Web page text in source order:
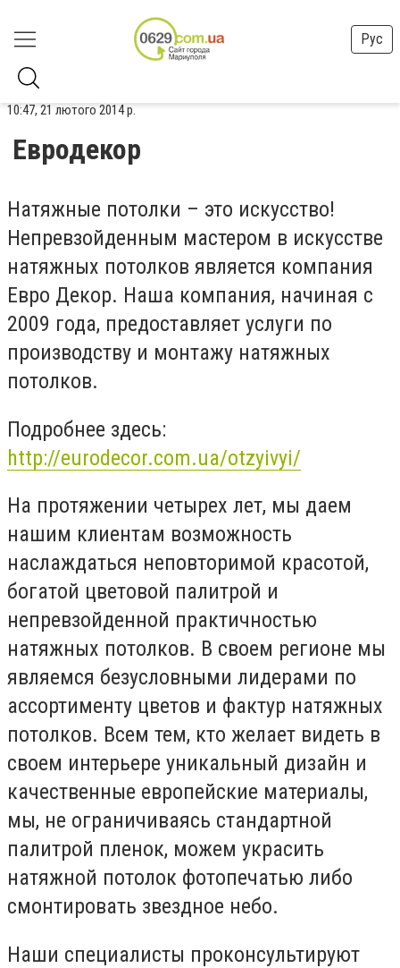
Рус
10:47, 21 лютого 2014 р.
Евродекор
Натяжные потолки – это искусство!
Непревзойденным мастером в искусстве
натяжных потолков является компания
Евро Декор. Наша компания, начиная с
2009 года, предоставляет услуги по
производству и монтажу натяжных
потолков.
Подробнее здесь:
http://eurodecor.com.ua/otzyivyi/
На протяжении четырех лет, мы даем
нашим клиентам возможность
наслаждаться неповторимой красотой,
богатой цветовой палитрой и
непревзойденной практичностью
натяжных потолков. В своем регионе мы
являемся безусловными лидерами по
ассортименту цветов и фактур натяжных
потолков. Всем тем, кто желает видеть в
своем интерьере уникальный дизайн и
качественные европейские материалы,
мы, не ограничиваясь стандартной
палитрой пленок, можем украсить
натяжной потолок фотопечатью либо
смонтировать звездное небо.
Наши специалисты проконсультируют